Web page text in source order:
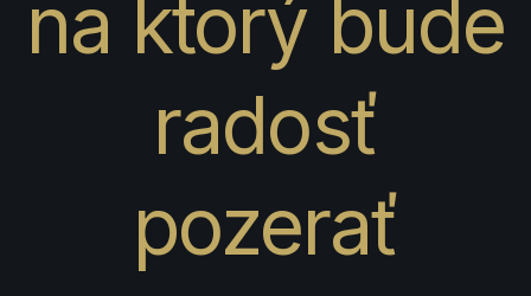
na ktorý bude
radosť
pozerať